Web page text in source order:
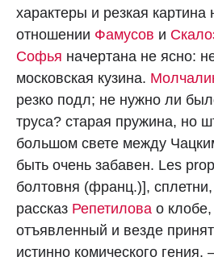
характеры и резкая
отношении Фамусов и
Софья начертана не ясно:
московская кузина.
резко подл; не нужно ли
труса? старая пружина, но
большом свете между
быть очень забавен. Les
болтовня (франц.)], сплетни,
рассказ Репетилова о клобе,
отъявленный и везде
истинно комического